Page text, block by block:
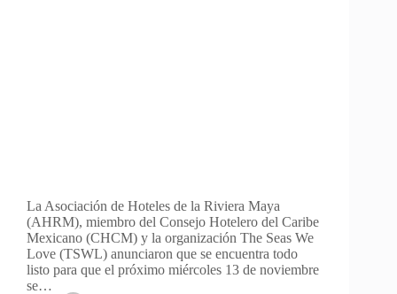
La Asociación de Hoteles de la Riviera Maya
(AHRM), miembro del Consejo Hotelero del Caribe
Mexicano (CHCM) y la organización The Seas We
Love (TSWL) anunciaron que se encuentra todo
listo para que el próximo miércoles 13 de noviembre
se…